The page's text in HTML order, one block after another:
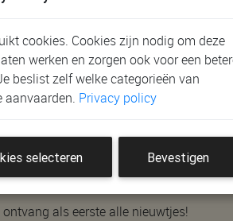
je liever telefonisch of in één
geholpen? Bekijk onze
adressen, openingsuren en
Nieuwsbrief
als eerste alle nieuwtjes!
cookies. Cookies zijn nodig om deze
werken en zorgen ook voor een
beslist zelf welke categorieën van
aanvaarden. Privacy policy
selecteren Bevestigen